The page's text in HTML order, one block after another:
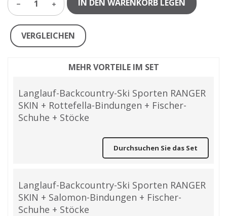
1 IN DEN WARENKORB LEGEN
VERGLEICHEN
MEHR VORTEILE IM SET
Langlauf-Backcountry-Ski Sporten RANGER
SKIN + Rottefella-Bindungen + Fischer-
Schuhe + Stöcke
Durchsuchen Sie das Set
Langlauf-Backcountry-Ski Sporten RANGER
SKIN + Salomon-Bindungen + Fischer-
Schuhe + Stöcke